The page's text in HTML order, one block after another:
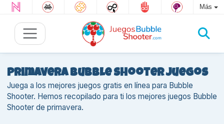
Más
Primavera Bubble Shooter juegos
Juega a los mejores juegos gratis en línea para Bubble
Shooter. Hemos recopilado para ti los mejores juegos Bubble
Shooter de primavera.